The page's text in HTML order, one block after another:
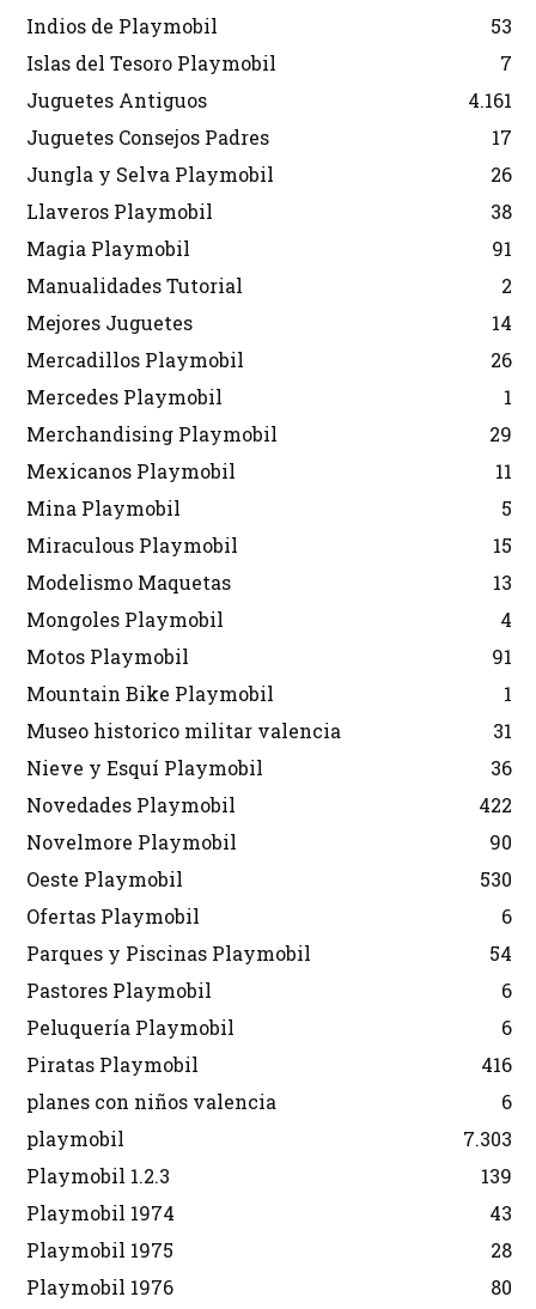
Indios de Playmobil
53
Islas del Tesoro Playmobil
7
Juguetes Antiguos
4.161
Juguetes Consejos Padres
17
Jungla y Selva Playmobil
26
Llaveros Playmobil
38
Magia Playmobil
91
Manualidades Tutorial
2
Mejores Juguetes
14
Mercadillos Playmobil
26
Mercedes Playmobil
1
Merchandising Playmobil
29
Mexicanos Playmobil
11
Mina Playmobil
5
Miraculous Playmobil
15
Modelismo Maquetas
13
Mongoles Playmobil
4
Motos Playmobil
91
Mountain Bike Playmobil
1
Museo historico militar valencia
31
Nieve y Esquí Playmobil
36
Novedades Playmobil
422
Novelmore Playmobil
90
Oeste Playmobil
530
Ofertas Playmobil
6
Parques y Piscinas Playmobil
54
Pastores Playmobil
6
Peluquería Playmobil
6
Piratas Playmobil
416
planes con niños valencia
6
playmobil
7.303
Playmobil 1.2.3
139
Playmobil 1974
43
Playmobil 1975
28
Playmobil 1976
80